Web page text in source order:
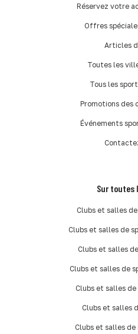
Réservez votre
Offres
Articles
Toutes les
Tous les
Promotions des
Événements
Sur toutes
Clubs et salles
Clubs et salles de
Clubs et salles
Clubs et salles de
Clubs et salles
Clubs et salles
Clubs et salles de